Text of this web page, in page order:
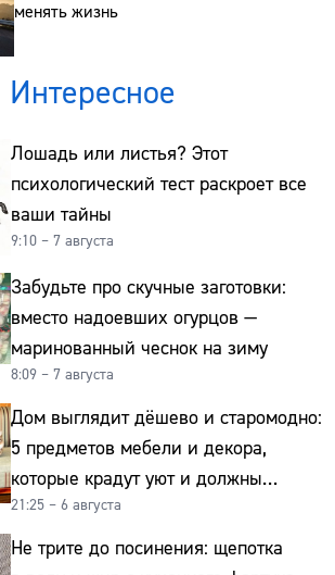
менять жизнь
Интересное
Лошадь или листья? Этот
психологический тест раскроет все
ваши тайны
9:10 – 7 августа
Забудьте про скучные заготовки:
вместо надоевших огурцов —
маринованный чеснок на зиму
8:09 – 7 августа
Дом выглядит дёшево и старомодно:
5 предметов мебели и декора,
которые крадут уют и должны
отправиться на свалку прямо сейчас
21:25 – 6 августа
Не трите до посинения: щепотка